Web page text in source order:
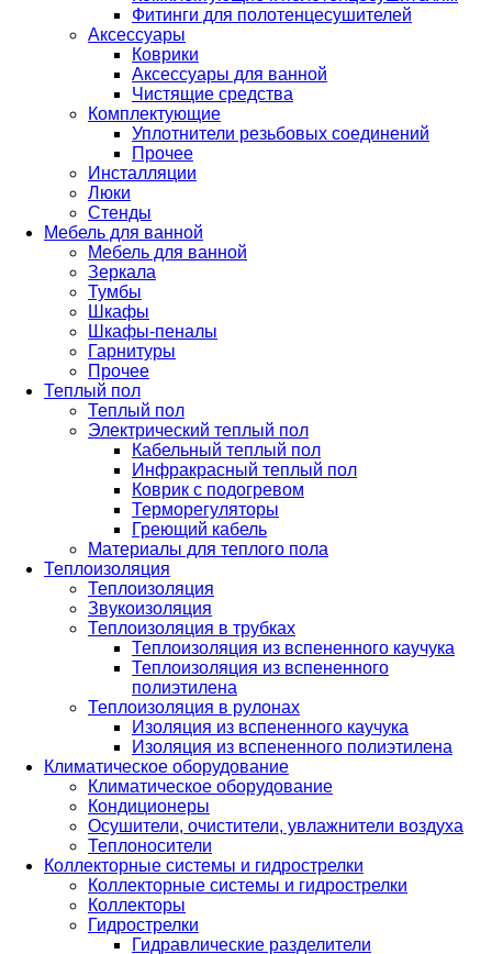
Фитинги для полотенцесушителей
Аксессуары
Коврики
Аксессуары для ванной
Чистящие средства
Комплектующие
Уплотнители резьбовых соединений
Прочее
Инсталляции
Люки
Стенды
Мебель для ванной
Мебель для ванной
Зеркала
Тумбы
Шкафы
Шкафы-пеналы
Гарнитуры
Прочее
Теплый пол
Теплый пол
Электрический теплый пол
Кабельный теплый пол
Инфракрасный теплый пол
Коврик с подогревом
Терморегуляторы
Греющий кабель
Материалы для теплого пола
Теплоизоляция
Теплоизоляция
Звукоизоляция
Теплоизоляция в трубках
Теплоизоляция из вспененного каучука
Теплоизоляция из вспененного
полиэтилена
Теплоизоляция в рулонах
Изоляция из вспененного каучука
Изоляция из вспененного полиэтилена
Климатическое оборудование
Климатическое оборудование
Кондиционеры
Осушители, очистители, увлажнители воздуха
Теплоносители
Коллекторные системы и гидрострелки
Коллекторные системы и гидрострелки
Коллекторы
Гидрострелки
Гидравлические разделители